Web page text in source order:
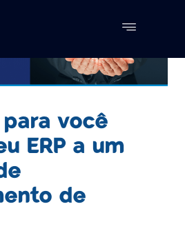
você
ERP a um
de